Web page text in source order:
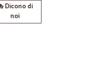
Dicono di
noi